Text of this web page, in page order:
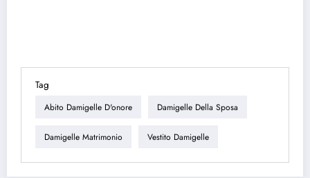
Tag
Abito Damigelle D'onore Damigelle Della Sposa
Damigelle Matrimonio Vestito Damigelle